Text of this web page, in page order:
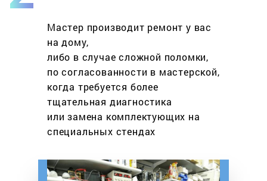
Мастер производит ремонт у вас
на дому,
либо в случае сложной поломки,
по согласованности в мастерской,
когда требуется более
тщательная диагностика
или замена комплектующих на
специальных стендах